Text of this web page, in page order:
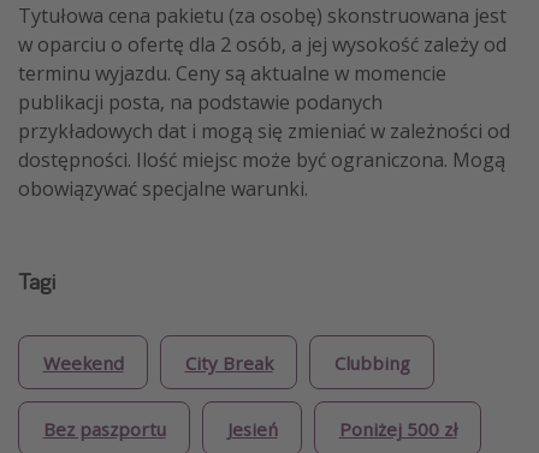
Tytułowa cena pakietu (za osobę) skonstruowana jest
w oparciu o ofertę dla 2 osób, a jej wysokość zależy od
terminu wyjazdu. Ceny są aktualne w momencie
publikacji posta, na podstawie podanych
przykładowych dat i mogą się zmieniać w zależności od
dostępności. Ilość miejsc może być ograniczona. Mogą
obowiązywać specjalne warunki.
Tagi
Weekend City Break Clubbing
Bez paszportu Jesień Poniżej 500 zł